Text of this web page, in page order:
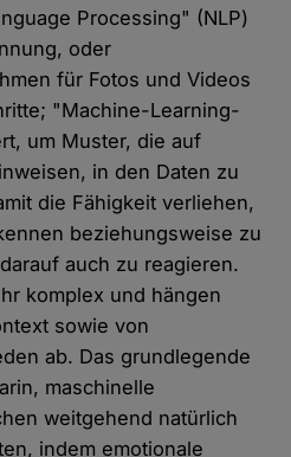
Processing" (NLP)
oder
für Fotos und Videos
"Machine-Learning-
um Muster, die auf
in den Daten zu
die Fähigkeit verliehen,
beziehungsweise zu
auch zu reagieren.
komplex und hängen
sowie von
ab. Das grundlegende
maschinelle
weitgehend natürlich
indem emotionale